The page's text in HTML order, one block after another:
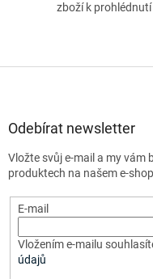
zboží k
Odebírat newsletter
Vložte svůj e-mail a my vám
produktech na našem e-
E-mail
Vložením e-mailu
údajů